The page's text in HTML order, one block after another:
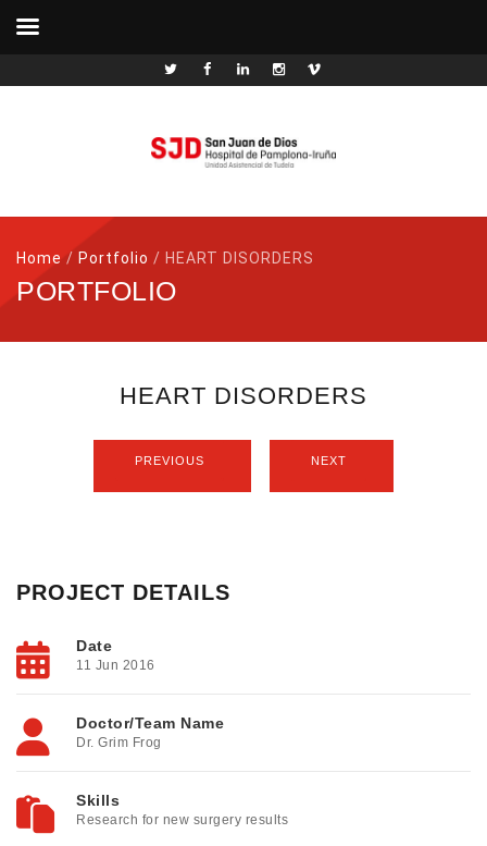
Home/ Portfolio / HEART DISORDERS
PORTFOLIO
HEART DISORDERS
PREVIOUS NEXT
PROJECT DETAILS
Date
11 Jun 2016
Doctor/Team Name
Dr. Grim Frog
Skills
Research for new surgery results